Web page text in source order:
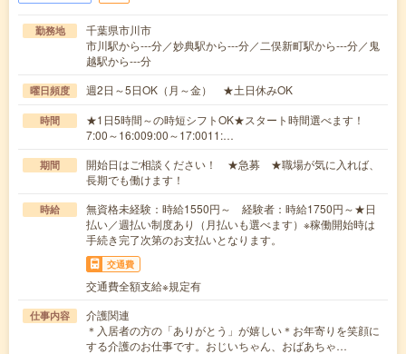
勤務地
千葉県市川市
市川駅から---分／妙典駅から---分／二俣新町駅から---分／鬼
越駅から---分
曜日頻度 週2日～5日OK（月～金） ★土日休みOK
時間
★1日5時間～の時短シフトOK★スタート時間選べます！
7:00～16:009:00～17:0011:…
期間
開始日はご相談ください！ ★急募 ★職場が気に入れば、
長期でも働けます！
時給
無資格未経験：時給1550円～ 経験者：時給1750円～★日
払い／週払い制度あり（月払いも選べます）※稼働開始時は
手続き完了次第のお支払いとなります。
交通費
交通費全額支給※規定有
仕事内容
介護関連
＊入居者の方の「ありがとう」が嬉しい＊お年寄りを笑顔に
する介護のお仕事です。おじいちゃん、おばあちゃ…